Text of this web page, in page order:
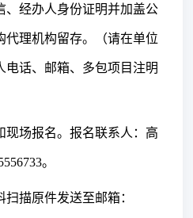
、经办人身份证明并加盖公
代理机构留存。（请在单位
电话、邮箱、多包项目注明
场报名。报名联系人： 高
。
描原件发送至邮箱：